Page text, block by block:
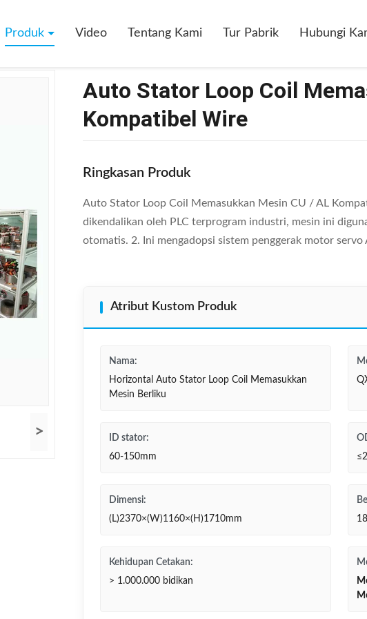
Produk Video Tentang Kami Tur Pabrik Hubungi
>
Auto Stator Loop Coil
Kompatibel Wire
Ringkasan Produk
Auto Stator Loop Coil Memasukkan Mesin CU / AL
dikendalikan oleh PLC terprogram industri, mesin ini
otomatis. 2. Ini mengadopsi sistem penggerak motor
Atribut Kustom Produk
Nama:
Horizontal Auto Stator Loop Coil Memasukkan
Mesin Berliku
ID stator:
60-150mm
Dimensi:
(L)2370×(W)1160×(H)1710mm
Kehidupan Cetakan:
> 1.000.000 bidikan